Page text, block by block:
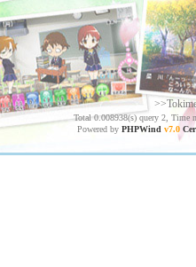
Total 0.008938(s) query 2, Time
Powered by PHPWind v7.0